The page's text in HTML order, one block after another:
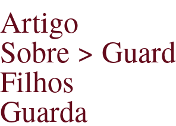
Artigo
Sobre >
Filhos
Guarda